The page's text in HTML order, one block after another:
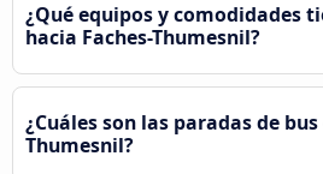
¿Qué equipos y comodidades
hacia Faches-Thumesnil?
¿Cuáles son las paradas de bus
Thumesnil?